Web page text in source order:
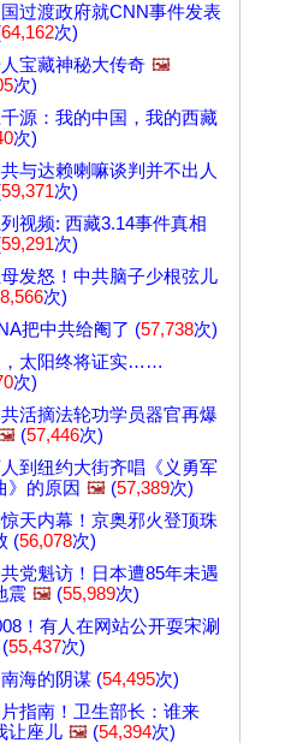
过渡政府就CNN事件发表
64,162次)
宝藏神秘大传奇 🖼️
次)
源：我的中国，我的西藏
次)
与达赖喇嘛谈判并不出人
59,371次)
视频: 西藏3.14事件真相
59,291次)
发怒！中共脑子少根弦儿
次)
把中共给阉了 (57,738次)
，太阳终将证实……
次)
活摘法轮功学员器官再爆
(57,446次)
到纽约大街齐唱《义勇军
》的原因 🖼️ (57,389次)
天内幕！京奥邪火登顶珠
(56,078次)
党魁访！日本遭85年未遇
震 🖼️ (55,989次)
！有人在网站公开耍宋涮
(55,437次)
海的阴谋 (54,495次)
指南！卫生部长：谁来
让座儿 🖼️ (54,394次)